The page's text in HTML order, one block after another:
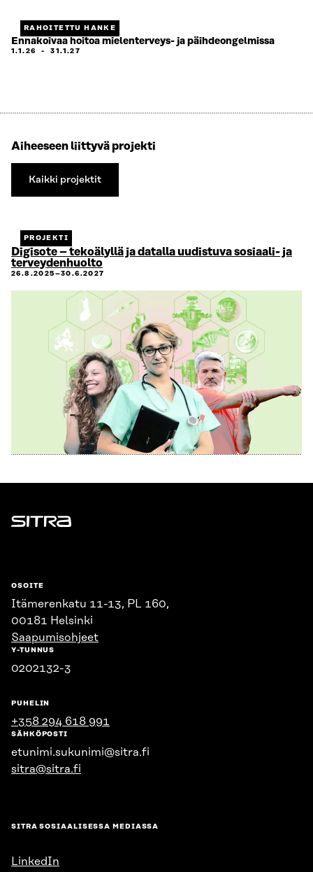
RAHOITETTU HANKE
Ennakoivaa hoitoa mielenterveys- ja päihdeongelmissa
1.1.26 -31.1.27
Aiheeseen liittyvä projekti
Kaikki projektit
Kaikki
PROJEKTI
Digisote – tekoälyllä ja datalla uudistuva sosiaali- ja
terveydenhuolto
26.8.2025–30.6.2027
Sitra
OSOITE
Itämerenkatu 11-13, PL 160,
00181 Helsinki
Saapumisohjeet
Y-TUNNUS
0202132-3
PUHELIN
+358 294 618 991
SÄHKÖPOSTI
etunimi.sukunimi@sitra.fi
sitra@sitra.fi
SITRA SOSIAALISESSA MEDIASSA
LinkedIn